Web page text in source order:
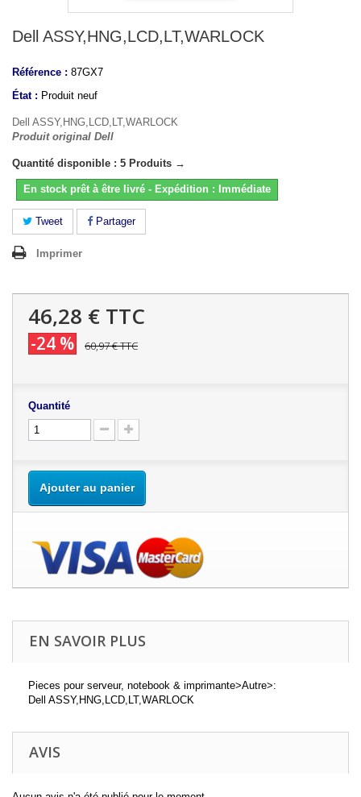
Dell ASSY,HNG,LCD,LT,WARLOCK
Référence : 87GX7
État : Produit neuf
Dell ASSY,HNG,LCD,LT,WARLOCK
Produit original Dell
Quantité disponible : 5 Produits →
En stock prêt à être livré - Expédition : Immédiate
Tweet Partager
Imprimer
46,28 € TTC
-24 % 60,97 €TTC
Quantité
Ajouter au panier
EN SAVOIR PLUS
Pieces pour serveur, notebook & imprimante>Autre>:
Dell ASSY,HNG,LCD,LT,WARLOCK
AVIS